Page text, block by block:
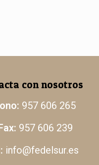
con nosotros
957 606 265
957 606 239
info@fedelsur.es